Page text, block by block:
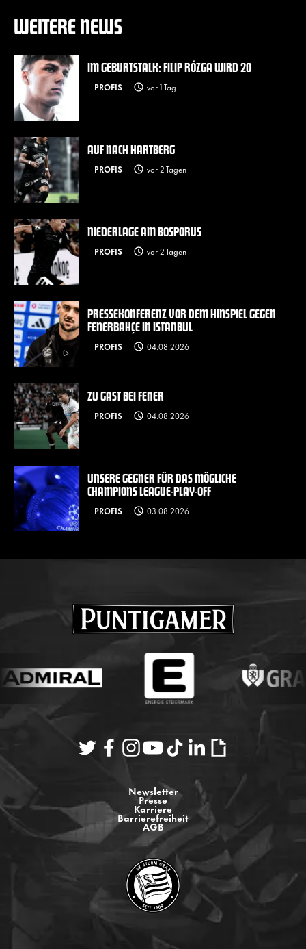
WEITERE NEWS
IM GEBURTSTALK: FILIP RÓZGA WIRD 20
PROFIS vor 1 Tag
AUF NACH HARTBERG
PROFIS vor 2 Tagen
NIEDERLAGE AM BOSPORUS
PROFIS vor 2 Tagen
PRESSEKONFERENZ VOR DEM HINSPIEL GEGEN
FENERBAHÇE IN ISTANBUL
PROFIS 04.08.2026
ZU GAST BEI FENER
PROFIS 04.08.2026
UNSERE GEGNER FÜR DAS MÖGLICHE
CHAMPIONS LEAGUE-PLAY-OFF
PROFIS 03.08.2026
Newsletter
Presse
Karriere
Barrierefreiheit
AGB